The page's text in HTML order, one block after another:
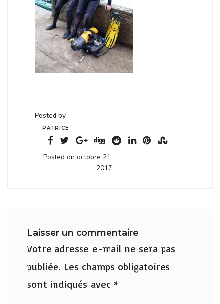
Posted by
PATRICE
Posted on octobre 21,
2017
Laisser un commentaire
Votre adresse e-mail ne sera pas
publiée. Les champs obligatoires
sont indiqués avec *